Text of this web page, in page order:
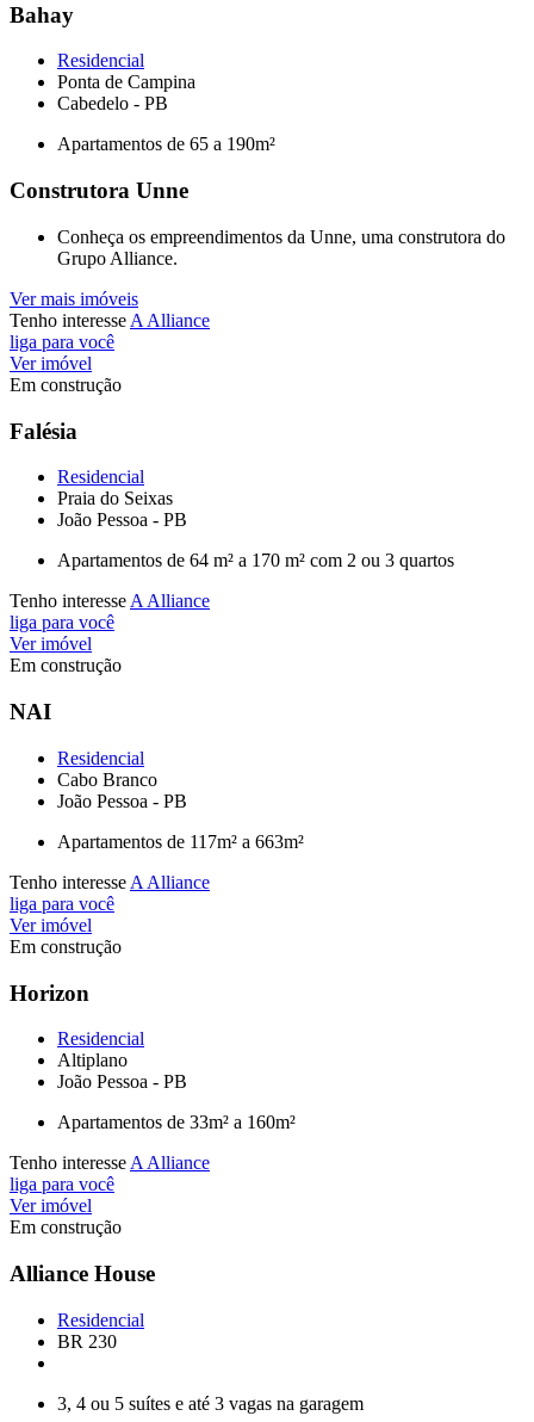
Bahay
Residencial
Ponta de Campina
Cabedelo - PB
Apartamentos de 65 a 190m²
Construtora Unne
Conheça os empreendimentos da Unne, uma construtora do
Grupo Alliance.
Ver mais imóveis
Tenho interesse A Alliance
liga para você
Ver imóvel
Em construção
Falésia
Residencial
Praia do Seixas
João Pessoa - PB
Apartamentos de 64 m² a 170 m² com 2 ou 3 quartos
Tenho interesse A Alliance
liga para você
Ver imóvel
Em construção
NAI
Residencial
Cabo Branco
João Pessoa - PB
Apartamentos de 117m² a 663m²
Tenho interesse A Alliance
liga para você
Ver imóvel
Em construção
Horizon
Residencial
Altiplano
João Pessoa - PB
Apartamentos de 33m² a 160m²
Tenho interesse A Alliance
liga para você
Ver imóvel
Em construção
Alliance House
Residencial
BR 230
3, 4 ou 5 suítes e até 3 vagas na garagem